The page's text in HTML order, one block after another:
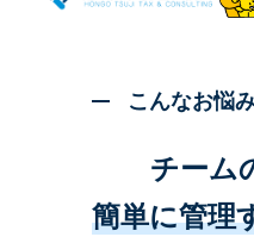
こんなお悩
チーム
簡単に管理